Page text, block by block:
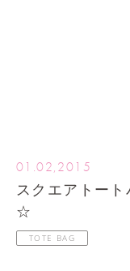
01.02,2015
スクエアトー
☆
TOTE BAG